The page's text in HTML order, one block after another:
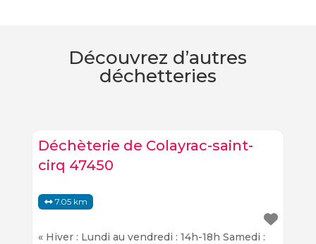
Découvrez d’autres
déchetteries
Déchèterie de Colayrac-saint-
cirq 47450
7.05 km
« Hiver : Lundi au vendredi : 14h-18h Samedi :